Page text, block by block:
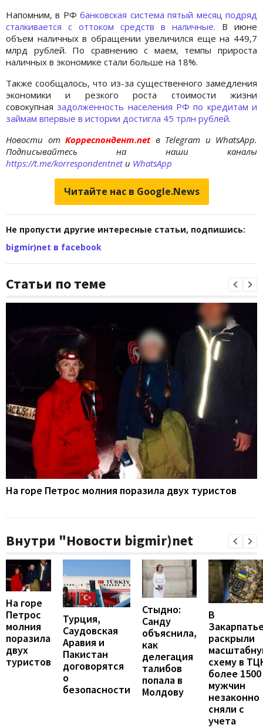
Напомним, в РФбанковская система пятый месяц подряд
сталкивается с оттоком средств в наличные. В июне
объем наличных в обращении увеличился еще на 449,7
млрд рублей. По сравнению с маем, темпы прироста
наличных в экономике стали больше на 18%.
Также сообщалось, что из-за существенного замедления
экономики и резкого роста стоимости жизни
совокупнаязадолженность населения РФ по кредитам и
займам впервые в истории достигла 45 трлн рублей.
Новости отКорреспондент.net в Telegram и WhatsApp.
Подписывайтесь на наши каналы
https://t.me/korrespondentnetи WhatsApp
Читайте нас в Google.News
Не пропусти другие интересные статьи, подпишись:
bigmir)net в facebook
Статьи по теме
На горе Петрос молния поразила двух туристов
Внутри "Новости bigmir)net
На горе
Петрос
молния
поразила
двух
туристов
Турция,
Саудовская
Аравия и
Пакистан
договорятся
о
безопасности
Стыдно:
Санду
объяснила,
как
делегация
талибов
попала в
Молдову
В
раскрыли
схему в
более 1500
мужчин
незаконно
сняли с
учета